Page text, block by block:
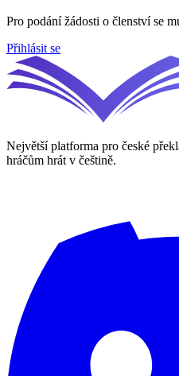
Pro podání žádosti o členství se
Přihlásit se
Největší platforma pro české
hráčům hrát v češtině.